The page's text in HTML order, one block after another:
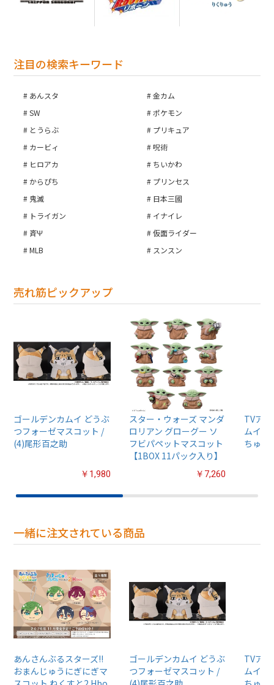
注目の検索キーワード
あんスタ
金カム
SW
ポケモン
とうらぶ
プリキュア
カービィ
呪術
ヒロアカ
ちいかわ
からぴち
プリンセス
鬼滅
日本三國
トライガン
イナイレ
斉Ψ
仮面ライダー
MLB
スンスン
売れ筋ピックアップ
ゴールデンカムイ どうぶ
つフォーゼマスコット /
(4)尾形百之助
￥1,980
スター・ウォーズ マンダ
ロリアン グローグー ソ
フビパペットマスコット
【1BOX 11パック入り】
￥7,260
TVア
ムイ』
ちゅる
一緒に注文されている商品
あんさんぶるスターズ!!
おまんじゅうにぎにぎマ
ゴールデンカムイ どうぶ
つフォーゼマスコット /
TVア
ムイ』